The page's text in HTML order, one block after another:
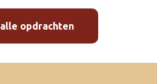
opdrachten